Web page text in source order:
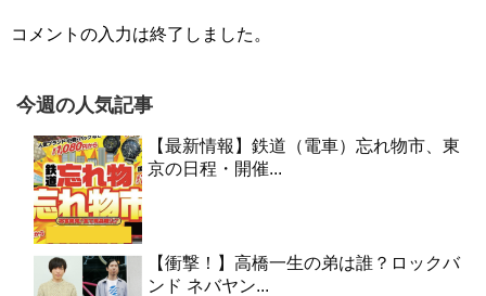
コメントの入力は終了しました。
今週の人気記事
【最新情報】鉄道（電車）忘れ物市、東
京の日程・開催...
【衝撃！】高橋一生の弟は誰？ロックバ
ンド ネバヤン...